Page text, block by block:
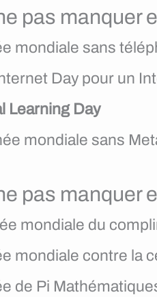
pas manquer
mondiale sans
Day pour un
Learning Day
mondiale sans
pas manquer
mondiale du
mondiale contre la
de Pi